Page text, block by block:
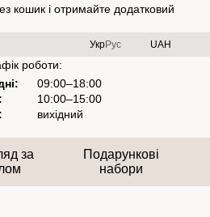
кошик і отримайте додатковий
УкрРус UAH
роботи:
09:00–18:00
10:00–15:00
вихідний
за
Подарункові
набори